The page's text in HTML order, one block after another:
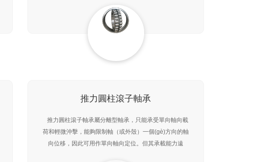
推力圓柱滾子軸承
推力圓柱滾子軸承屬分離型軸承，只能承受單向軸向載
荷和輕微沖擊，能夠限制軸（或外殼）一個(gè)方向的軸
向位移，因此可用作單向軸向定位。但其承載能力遠